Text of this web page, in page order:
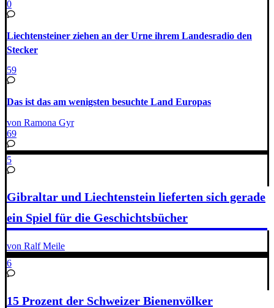
0
Liechtensteiner ziehen an der Urne ihrem Landesradio den
Stecker
59
Das ist das am wenigsten besuchte Land Europas
von Ramona Gyr
69
5
Gibraltar und Liechtenstein lieferten sich gerade
ein Spiel für die Geschichtsbücher
von Ralf Meile
6
15 Prozent der Schweizer Bienenvölker